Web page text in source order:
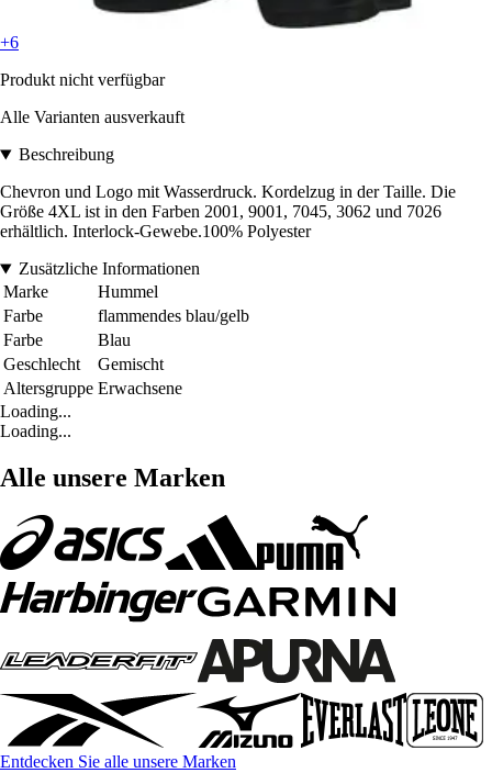
+6
Produkt nicht verfügbar
Alle Varianten ausverkauft
Beschreibung
Chevron und Logo mit Wasserdruck. Kordelzug in der Taille. Die
Größe 4XL ist in den Farben 2001, 9001, 7045, 3062 und 7026
erhältlich. Interlock-Gewebe.100% Polyester
Zusätzliche Informationen
Marke
Hummel
Farbe
flammendes blau/gelb
Farbe
Blau
Geschlecht
Gemischt
Altersgruppe Erwachsene
Loading...
Loading...
Alle unsere Marken
Entdecken Sie alle unsere Marken